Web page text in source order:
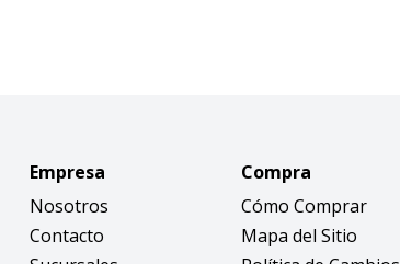
Empresa
Nosotros
Contacto
Compra
Cómo Comprar
Mapa del Sitio